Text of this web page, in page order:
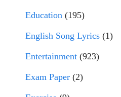
Education (195)
English Song Lyrics (1)
Entertainment (923)
Exam Paper (2)